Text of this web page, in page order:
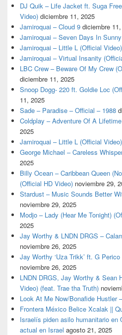
DJ Quik – Life Jacket ft. Suga
Video) diciembre 11, 2025
Jamiroquai – Cloud 9 diciembre
Jamiroquai – Seven Days In
Jamiroquai – Little L (Official Video)
Jamiroquai – Virtual Insanity
LBC Crew – Beware Of My Crew
diciembre 11, 2025
Snoop Dogg- 220 ft. Goldie Loc
11, 2025
Sade – Paradise – Official – 1988
Coldplay – Adventure Of A
2025
Jamiroquai – Little L (Official Video)
George Michael – Careless
2025
Billy Ocean – Caribbean Queen
(Official HD Video) noviembre 29,
Stardust – Music Sounds Better
noviembre 29, 2025
Modjo – Lady (Hear Me Tonight)
2025
Jay Worthy & LNDN DRGS –
noviembre 26, 2025
Jay Worthy ‘Uza Trikk’ ft. G
noviembre 26, 2025
LNDN DRGS, Jay Worthy & Sean
Video) (feat. Trae tha Truth)
Look At Me Now/Bonafide Hustler
Frontera México Belice Xcalak ||
Israelís piden asilo humanitario en
actual en Israel agosto 21, 2025